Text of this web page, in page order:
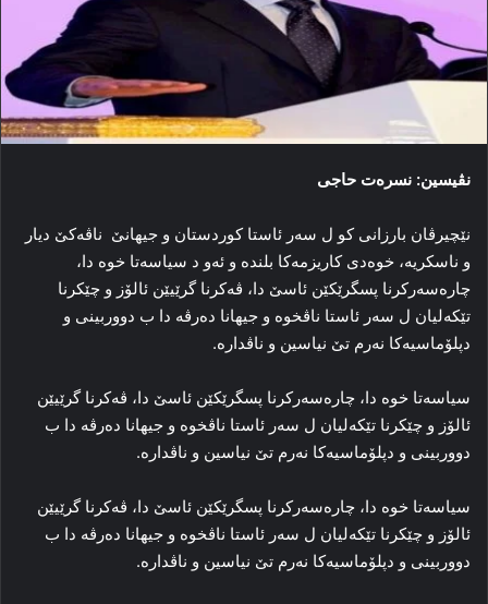
نڤیسین: نسرەت حاجی
نێچیرڤان بارزانی کو ل سه‌ر ئاستا کوردستان و جیهانێ ناڤه‌کێ دیار
و ناسکریه‌، خوه‌دی کاریزمه‌کا بلنده‌ و ئه‌و د سیاسه‌تا خوه‌ دا،
چاره‌سه‌رکرنا پسگرێکێن ئاسێ دا، ڤه‌کرنا گرێیێن ئالۆز و چێکرنا
تێکه‌لیان ل سه‌ر ئاستا ناڤخوه‌ و جیهانا ده‌رڤه‌ دا ب دووربینی و
دپلۆماسیه‌کا نه‌رم تێ نیاسین و ناڤداره‌.
سیاسه‌تا خوه‌ دا، چاره‌سه‌رکرنا پسگرێکێن ئاسێ دا، ڤه‌کرنا گرێیێن
ئالۆز و چێکرنا تێکه‌لیان ل سه‌ر ئاستا ناڤخوه‌ و جیهانا ده‌رڤه‌ دا ب
دووربینی و دپلۆماسیه‌کا نه‌رم تێ نیاسین و ناڤداره‌.
سیاسه‌تا خوه‌ دا، چاره‌سه‌رکرنا پسگرێکێن ئاسێ دا، ڤه‌کرنا گرێیێن
ئالۆز و چێکرنا تێکه‌لیان ل سه‌ر ئاستا ناڤخوه‌ و جیهانا ده‌رڤه‌ دا ب
دووربینی و دپلۆماسیه‌کا نه‌رم تێ نیاسین و ناڤداره‌.